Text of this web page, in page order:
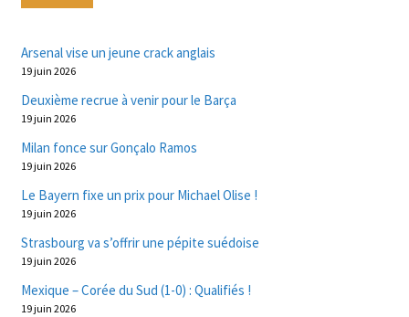
Arsenal vise un jeune crack anglais
19 juin 2026
Deuxième recrue à venir pour le Barça
19 juin 2026
Milan fonce sur Gonçalo Ramos
19 juin 2026
Le Bayern fixe un prix pour Michael Olise !
19 juin 2026
Strasbourg va s’offrir une pépite suédoise
19 juin 2026
Mexique – Corée du Sud (1-0) : Qualifiés !
19 juin 2026